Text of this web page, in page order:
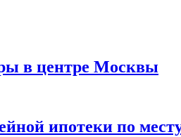
в центре Москвы
ипотеки по